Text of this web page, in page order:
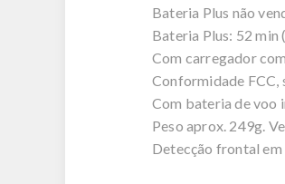
Bateria Plus não
Bateria Plus: 52 min
Com carregador
Conformidade FCC,
Com bateria de voo
Peso aprox. 249g.
Detecção frontal